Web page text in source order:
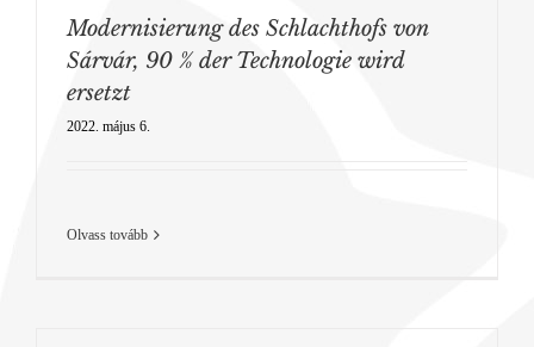
Modernisierung des Schlachthofs von
Sárvár, 90 % der Technologie wird
ersetzt
2022. május 6.
Olvass tovább